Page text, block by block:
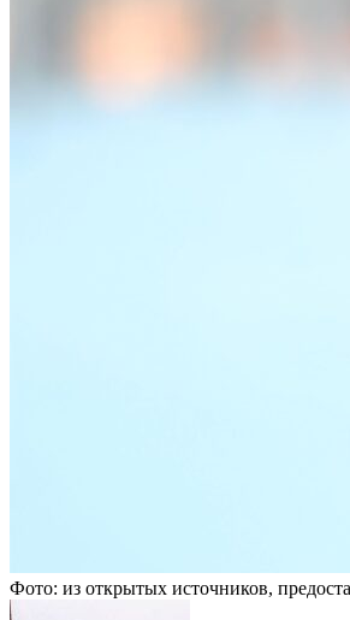
Фото: из открытых источников,